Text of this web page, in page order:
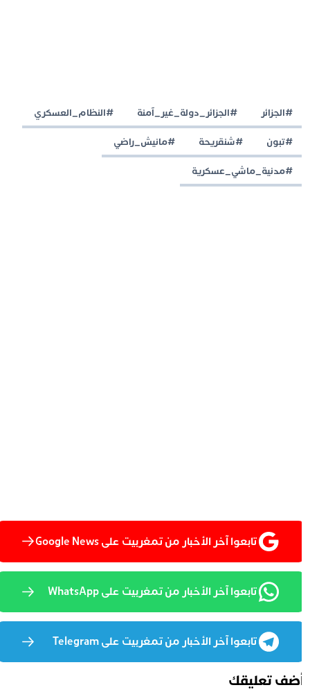
#الجزائر #الجزائر_دولة_غير_آمنة #النظام_العسكري
#تبون #شنقريحة #مانيش_راضي
#مدنية_ماشي_عسكرية
تابعوا آخر الأخبار من تمغربيت على Google News
تابعوا آخر الأخبار من تمغربيت على WhatsApp
تابعوا آخر الأخبار من تمغربيت على Telegram
تعليقك